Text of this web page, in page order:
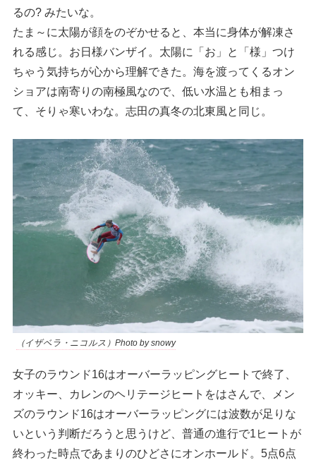
るの? みたいな。
たま～に太陽が顔をのぞかせると、本当に身体が解凍さ
れる感じ。お日様バンザイ。太陽に「お」と「様」つけ
ちゃう気持ちが心から理解できた。海を渡ってくるオン
ショアは南寄りの南極風なので、低い水温とも相まっ
て、そりゃ寒いわな。志田の真冬の北東風と同じ。
（イザベラ・ニコルス）Photo by snowy
女子のラウンド16はオーバーラッピングヒートで終了、
オッキー、カレンのヘリテージヒートをはさんで、メン
ズのラウンド16はオーバーラッピングには波数が足りな
いという判断だろうと思うけど、普通の進行で1ヒートが
終わった時点であまりのひどさにオンホールド。5点6点